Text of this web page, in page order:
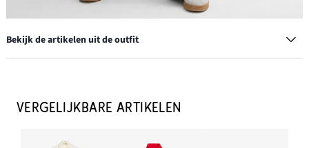
Bekijk de artikelen uit de outfit
€ 26,99
VERGELIJKBARE ARTIKELEN